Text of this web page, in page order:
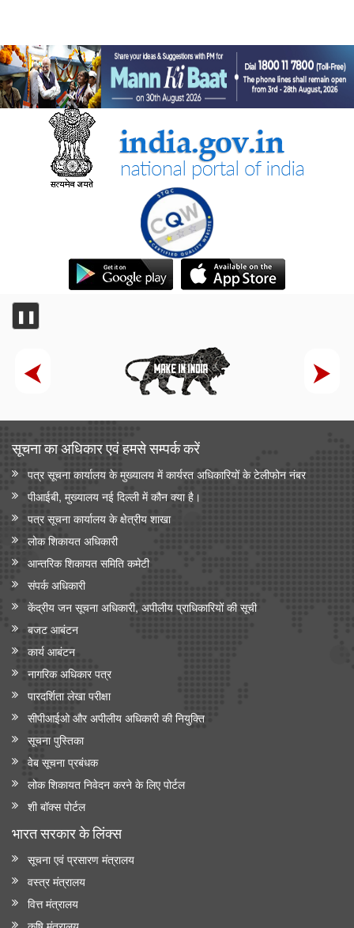
❚❚
सूचना का अधिकार एवं हमसे सम्‍पर्क करें
पत्र सूचना कार्यालय के मुख्यालय में कार्यरत अधिकारियों के टेलीफोन नंबर
पीआईबी, मुख्यालय नई दिल्ली में कौन क्या है।
पत्र सूचना कार्यालय के क्षेत्रीय शाखा
लोक शिकायत अधिकारी
आन्‍तरिक शिकायत समिति कमेटी
संपर्क अधिकारी
केंद्रीय जन सूचना अधिकारी, अपीलीय प्राधिकारियों की सूची
बजट आबंटन
कार्य आबंटन
नागरिक अधिकार पत्र
पारदर्शिता लेखा परीक्षा
सीपीआईओ और अपी‍लीय अधिकारी की नियुक्ति
सूचना पुस्तिका
वेब सूचना प्रबंधक
लोक शिकायत निवेदन करने के लिए पोर्टल
शी बॉक्स पोर्टल
भारत सरकार के लिंक्‍स
सूचना एवं प्रसारण मंत्रालय
वस्त्र मंत्रालय
वित्त मंत्रालय